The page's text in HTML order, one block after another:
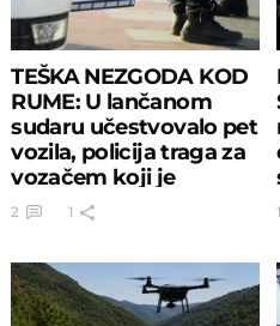
TEŠKA NEZGODA KOD
RUME: U lančanom
sudaru učestvovalo pet
vozila, policija traga za
vozačem koji je
pobegao
2 1 1